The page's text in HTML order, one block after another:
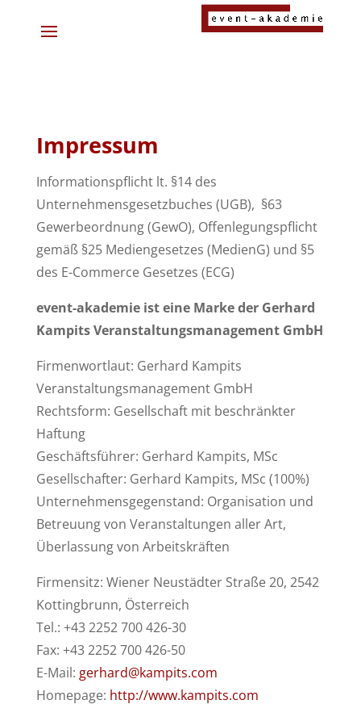
Impressum
Informationspflicht lt. §14 des
Unternehmensgesetzbuches (UGB), §63
Gewerbeordnung (GewO), Offenlegungspflicht
gemäß §25 Mediengesetzes (MedienG) und §5
des E-Commerce Gesetzes (ECG)
event-akademie ist eine Marke der Gerhard
Kampits Veranstaltungsmanagement GmbH
Firmenwortlaut: Gerhard Kampits
Veranstaltungsmanagement GmbH
Rechtsform: Gesellschaft mit beschränkter
Haftung
Geschäftsführer: Gerhard Kampits, MSc
Gesellschafter: Gerhard Kampits, MSc (100%)
Unternehmensgegenstand: Organisation und
Betreuung von Veranstaltungen aller Art,
Überlassung von Arbeitskräften
Firmensitz: Wiener Neustädter Straße 20, 2542
Kottingbrunn, Österreich
Tel.: +43 2252 700 426-30
Fax: +43 2252 700 426-50
E-Mail: gerhard@kampits.com
Homepage: http://www.kampits.com